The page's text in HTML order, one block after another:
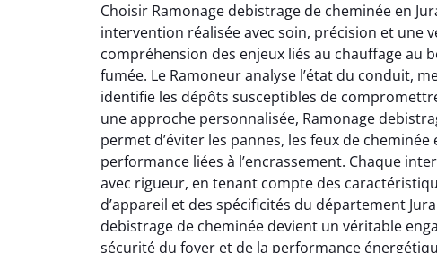
Choisir Ramonage debistrage de cheminée en
intervention réalisée avec soin, précision et une
compréhension des enjeux liés au chauffage au
fumée. Le Ramoneur analyse l’état du conduit,
identifie les dépôts susceptibles de
une approche personnalisée, Ramonage
permet d’éviter les pannes, les feux de cheminée
performance liées à l’encrassement. Chaque
avec rigueur, en tenant compte des
d’appareil et des spécificités du département
debistrage de cheminée devient un véritable
sécurité du foyer et de la performance